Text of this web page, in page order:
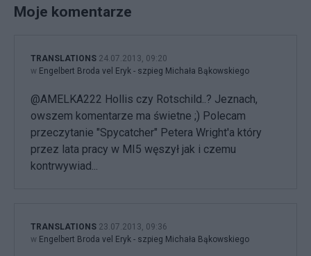
Moje komentarze
TRANSLATIONS 24.07.2013, 09:20
w Engelbert Broda vel Eryk - szpieg Michała Bąkowskiego
@AMELKA222 Hollis czy Rotschild..? Jeznach,
owszem komentarze ma świetne ;) Polecam
przeczytanie "Spycatcher" Petera Wright'a który
przez lata pracy w MI5 węszył jak i czemu
kontrwywiad...
TRANSLATIONS 23.07.2013, 09:36
w Engelbert Broda vel Eryk - szpieg Michała Bąkowskiego